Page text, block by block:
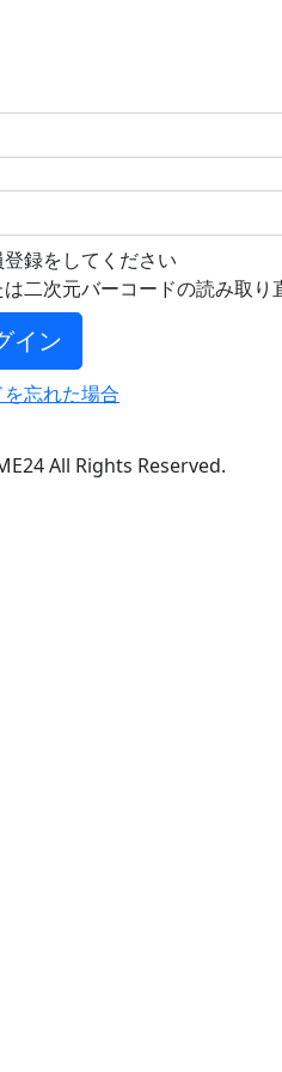
録をしてください
二次元バーコードの読み取り
イン
忘れた場合
All Rights Reserved.